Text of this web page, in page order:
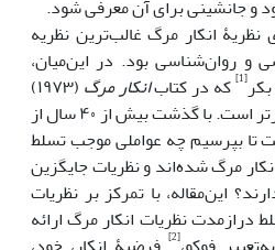
و جانشینی برای آن معرفی شود.
تا ۱۹۹۰ میلادی نظریۀ انکار مرگ غالب‌ترین نظریه
و روان‌شناسی بود. در این‌میان،
[1] که در کتابانکار مرگ
(۱۹۷۳)
به‌چاپ رسید، از همه مشهورتر است. با گذشت بیش از ۴۰ سال از
تا بپرسیم چه عواملی موجب تسلط
مرگ شده‌اند و نظریات جایگزین
این‌مقاله، با تمرکز بر نظریات
درازمدت نظریات انکار مرگ ارائه
[2]